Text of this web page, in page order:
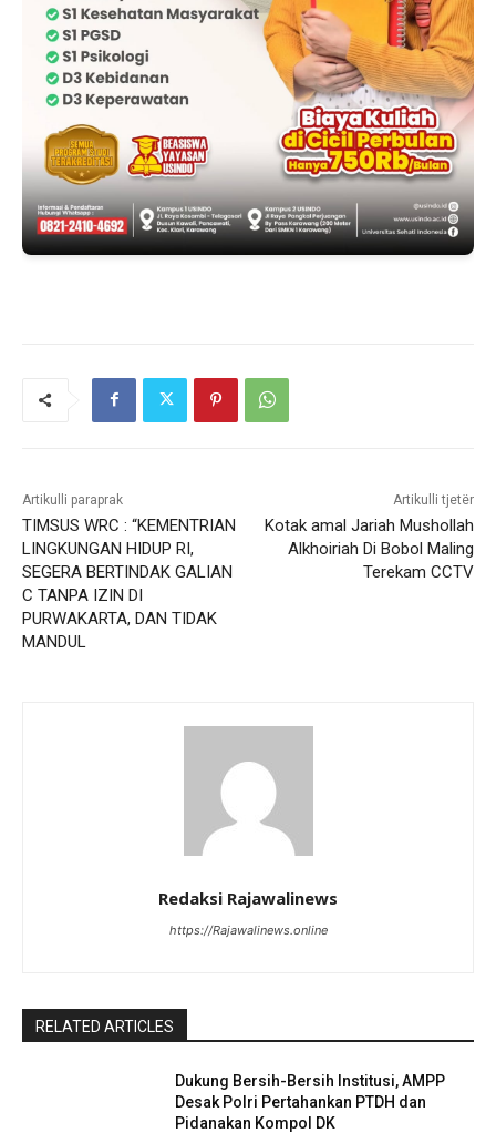
Artikulli paraprak
TIMSUS WRC : “KEMENTRIAN
LINGKUNGAN HIDUP RI,
SEGERA BERTINDAK GALIAN
C TANPA IZIN DI
PURWAKARTA, DAN TIDAK
MANDUL
Artikulli tjetër
Kotak amal Jariah Mushollah
Alkhoiriah Di Bobol Maling
Terekam CCTV
Redaksi Rajawalinews
https://Rajawalinews.online
RELATED ARTICLES
Dukung Bersih-Bersih Institusi, AMPP
Desak Polri Pertahankan PTDH dan
Pidanakan Kompol DK